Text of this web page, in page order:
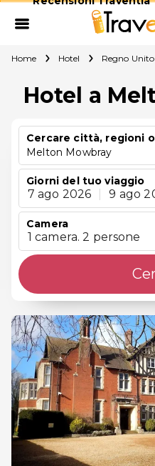
Home Hotel Regno Unito
Hotel a
Cercare città, regioni
Melton Mowbray
Giorni del tuo viaggio
7 ago 2026 9 ago
Camera
1 camera. 2 persone